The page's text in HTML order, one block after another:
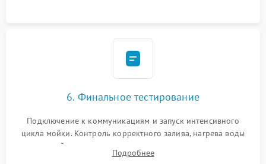
6. Финальное тестирование
Подключение к коммуникациям и запуск интенсивного
цикла мойки. Контроль корректного залива, нагрева воды
до нужной температуры, отсутствия посторонних шумов,
штатного слива и абсолютной сухости в поддоне.
Подробнее